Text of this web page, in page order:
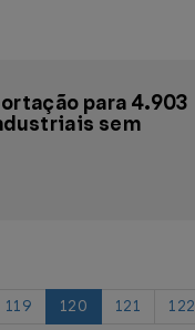
para 4.903
sem
119 120 121
122